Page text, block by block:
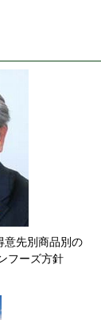
意先別商品別の
フーズ方針